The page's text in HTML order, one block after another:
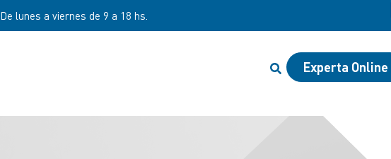
. De lunes a viernes de 9 a 18 hs.
Experta Online